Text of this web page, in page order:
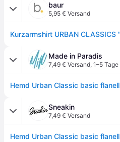
baur
5,95 € Versand
Made in Paradis
7,49 € Versand, 1–5 Tage
Hemd Urban Classic basic flanell
Sneakin
7,49 € Versand
Hemd Urban Classic basic flanell